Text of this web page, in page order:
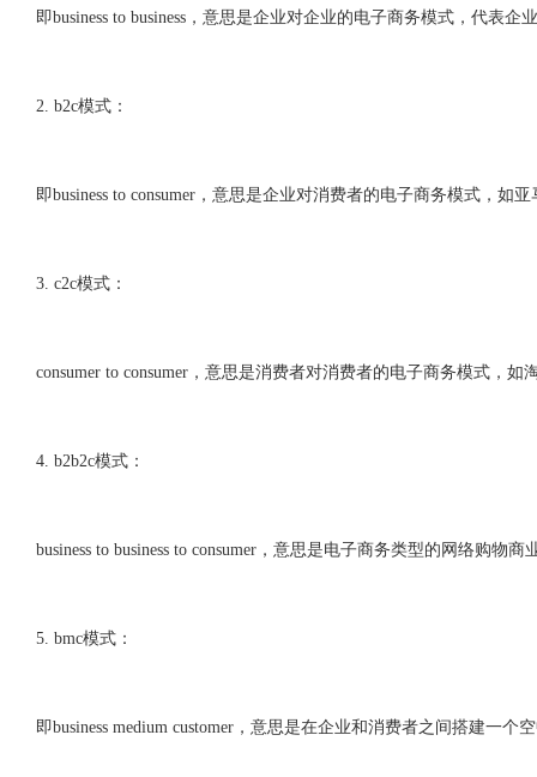
即business to business，意思是企业对企业的电子商务模式，代表企
2. b2c模式：
即business to consumer，意思是企业对消费者的电子商务模式，如
3. c2c模式：
consumer to consumer，意思是消费者对消费者的电子商务模式，如
4. b2b2c模式：
business to business to consumer，意思是电子商务类型的网络购
5. bmc模式：
即business medium customer，意思是在企业和消费者之间搭建一个